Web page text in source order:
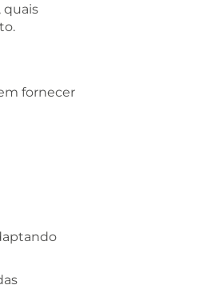
quais
fornecer